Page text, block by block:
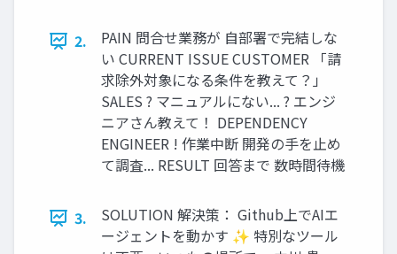
2.
PAIN 問合せ業務が 自部署で完結しな
い CURRENT ISSUE CUSTOMER 「請
求除外対象になる条件を教えて？」
SALES ? マニュアルにない... ? エンジ
ニアさん教えて！ DEPENDENCY
ENGINEER ! 作業中断 開発の手を止め
て調査... RESULT 回答まで 数時間待機
3.
SOLUTION 解決策： Github上でAIエ
ージェントを動かす ✨ 特別なツール